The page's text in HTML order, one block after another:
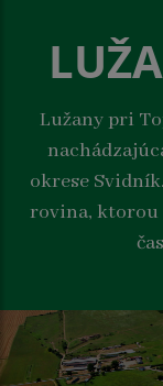
Lužany pri
okrese
rovina, ktorou